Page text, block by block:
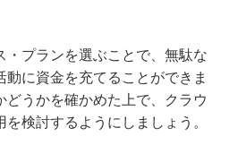
・プランを選ぶことで、無駄な
動に資金を充てることができま
どうかを確かめた上で、クラウ
を検討するようにしましょう。